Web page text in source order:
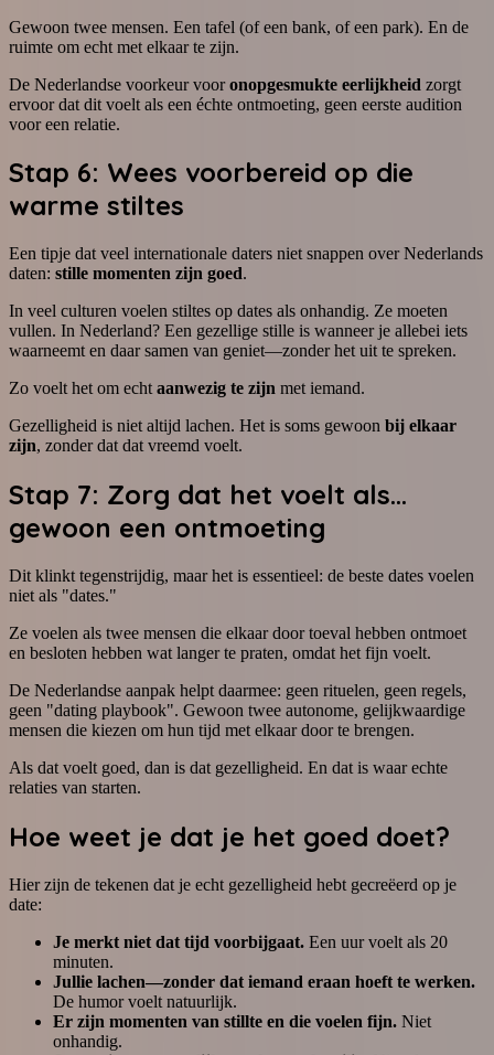
Gewoon twee mensen. Een tafel (of een bank, of een park). En de
ruimte om echt met elkaar te zijn.
De Nederlandse voorkeur vooronopgesmukte eerlijkheid zorgt
ervoor dat dit voelt als een échte ontmoeting, geen eerste audition
voor een relatie.
Stap 6: Wees voorbereid op die
warme stiltes
Een tipje dat veel internationale daters niet snappen over Nederlands
daten: stille momenten zijn goed.
In veel culturen voelen stiltes op dates als onhandig. Ze moeten
vullen. In Nederland? Een gezellige stille is wanneer je allebei iets
waarneemt en daar samen van geniet—zonder het uit te spreken.
Zo voelt het om echt aanwezig te zijn met iemand.
Gezelligheid is niet altijd lachen. Het is soms gewoon bij elkaar
zijn, zonder dat dat vreemd voelt.
Stap 7: Zorg dat het voelt als...
gewoon een ontmoeting
Dit klinkt tegenstrijdig, maar het is essentieel: de beste dates voelen
niet als "dates."
Ze voelen als twee mensen die elkaar door toeval hebben ontmoet
en besloten hebben wat langer te praten, omdat het fijn voelt.
De Nederlandse aanpak helpt daarmee: geen rituelen, geen regels,
geen "dating playbook". Gewoon twee autonome, gelijkwaardige
mensen die kiezen om hun tijd met elkaar door te brengen.
Als dat voelt goed, dan is dat gezelligheid. En dat is waar echte
relaties van starten.
Hoe weet je dat je het goed doet?
Hier zijn de tekenen dat je echt gezelligheid hebt gecreëerd op je
date:
Je merkt niet dat tijd voorbijgaat. Een uur voelt als 20
minuten.
Jullie lachen—zonder dat iemand eraan hoeft te werken.
De humor voelt natuurlijk.
Er zijn momenten van stillte en die voelen fijn. Niet
onhandig.